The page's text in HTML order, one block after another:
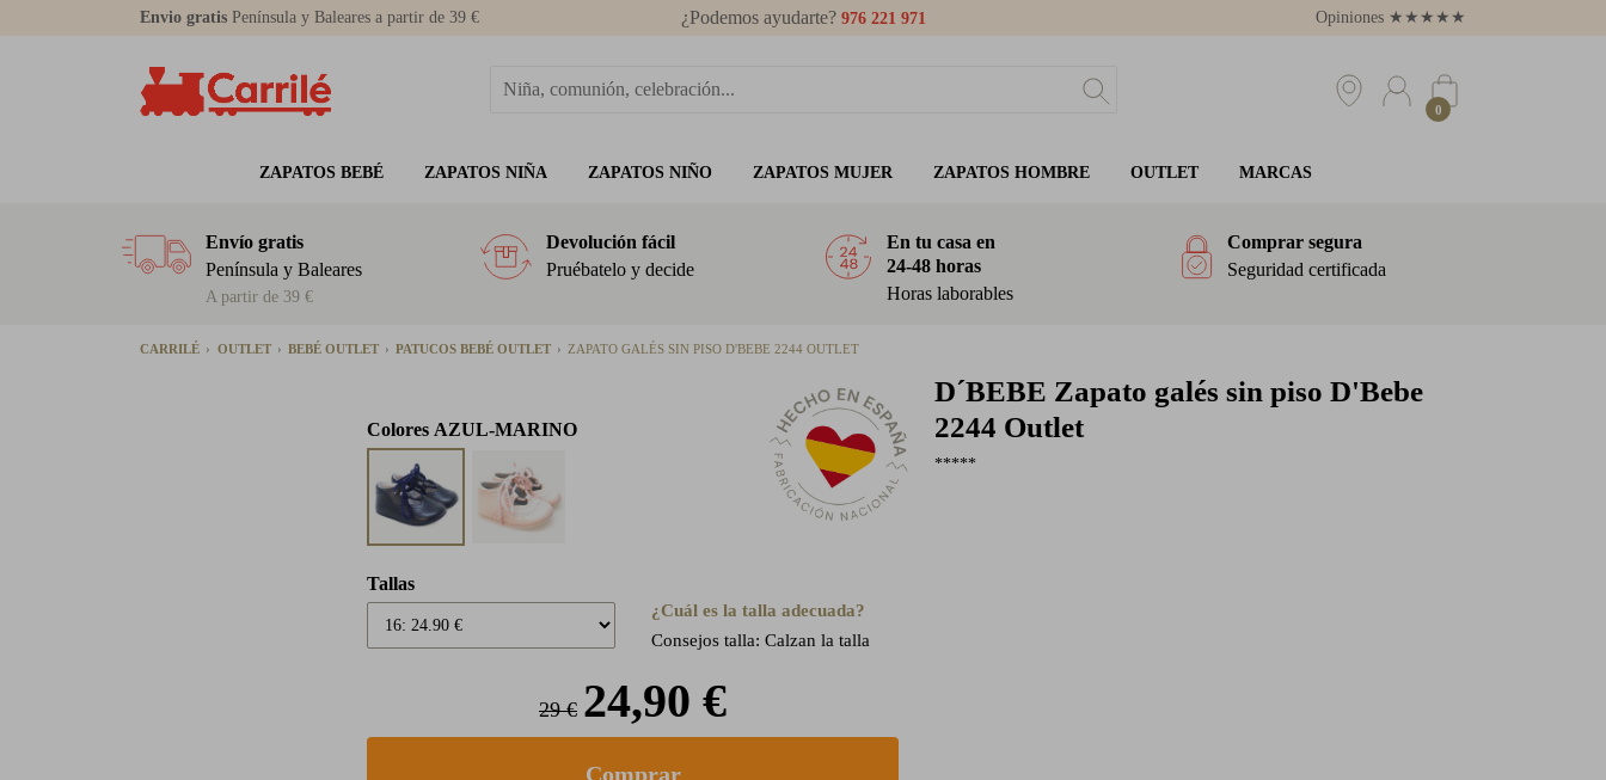
Envio gratis Península y Baleares a partir de 39 € ¿Podemos ayudarte? 976 221 971 Opiniones ★ ★ ★ ★ ★
0
ZAPATOS BEBÉ ZAPATOS NIÑA ZAPATOS NIÑO ZAPATOS MUJER ZAPATOS HOMBRE OUTLET MARCAS
Envío gratis
Península y Baleares
A partir de 39 €
Devolución fácil
Pruébatelo y decide
En tu casa en
24-48 horas
Horas laborables
Comprar segura
Seguridad certificada
CARRILÉ OUTLET BEBÉ OUTLET PATUCOS BEBÉ OUTLET ZAPATO GALÉS SIN PISO D'BEBE 2244 OUTLET
D´BEBE Zapato galés sin piso D'Bebe
2244 Outlet
*****
Colores AZUL-MARINO
Tallas
¿Cuál es la talla adecuada?
Consejos talla: Calzan la talla
29 € 24,90 €